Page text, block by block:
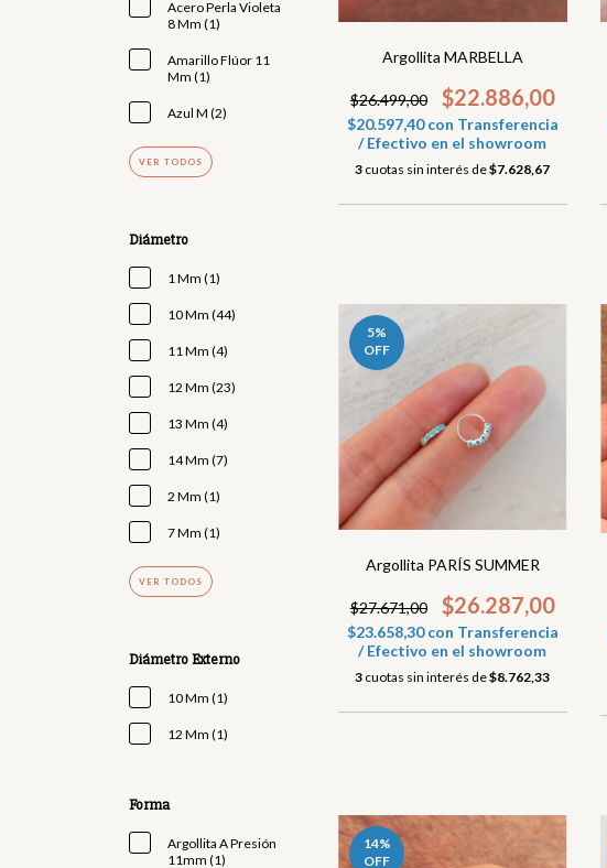
Acero Perla Violeta
8 Mm (1)
Amarillo Flúor 11
Mm (1)
Azul M (2)
VER TODOS
Diámetro
1 Mm (1)
10 Mm (44)
11 Mm (4)
12 Mm (23)
13 Mm (4)
14 Mm (7)
2 Mm (1)
7 Mm (1)
VER TODOS
Diámetro Externo
10 Mm (1)
12 Mm (1)
Forma
Argollita A Presión
11mm (1)
Argollita MARBELLA
$26.499,00 $22.886,00
$20.597,40con Transferencia
/ Efectivo en el showroom
3 cuotas sin interés de$7.628,67
5%
OFF
Argollita PARÍS SUMMER
$27.671,00 $26.287,00
$23.658,30con Transferencia
/ Efectivo en el showroom
3 cuotas sin interés de$8.762,33
14%
OFF